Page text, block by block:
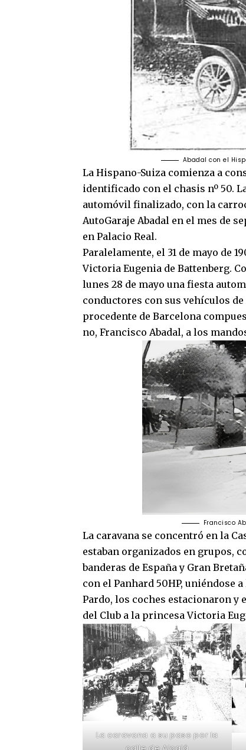
Abadal con el
La Hispano-Suiza comienza a
identificado con el chasis nº 50.
automóvil finalizado, con la
AutoGaraje Abadal en el mes de
en Palacio Real.
Paralelamente, el 31 de mayo de
Victoria Eugenia de Battenberg.
lunes 28 de mayo una fiesta
conductores con sus vehículos
procedente de Barcelona
no, Francisco Abadal, a los
Francisco
La caravana se concentró en la
estaban organizados en grupos,
banderas de España y Gran
con el Panhard 50HP, uniéndose
Pardo, los coches estacionaron y
del Club a la princesa Victoria
La caravana a su paso por la